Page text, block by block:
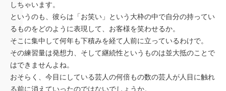
しちゃいます。
というのも、彼らは「お笑い」という大枠の中で自分の持ってい
るものをどのように表現して、お客様を笑わせるか。
そこに集中して何年も下積みを経て人前に立っているわけで。
その練習量は発想力、そして継続性というものは並大抵のことで
はできませんよね。
おそらく、今目にしている芸人の何倍もの数の芸人が人目に触れ
る前に消えていったのではないでしょうか。